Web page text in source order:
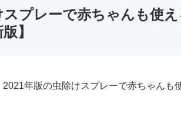
スプレーで赤ちゃんも使
】
2021年版の虫除けスプレーで赤ちゃん